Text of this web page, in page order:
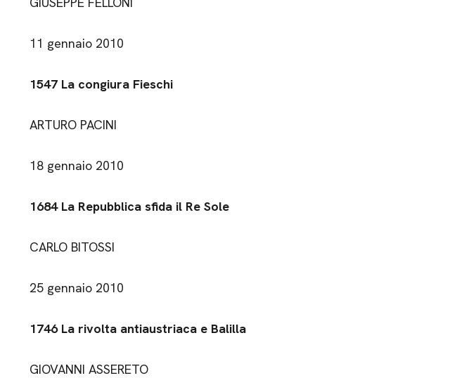
11 gennaio 2010
1547 La congiura Fieschi
ARTURO PACINI
18 gennaio 2010
1684 La Repubblica sfida il Re Sole
CARLO BITOSSI
25 gennaio 2010
1746 La rivolta antiaustriaca e Balilla
GIOVANNI ASSERETO